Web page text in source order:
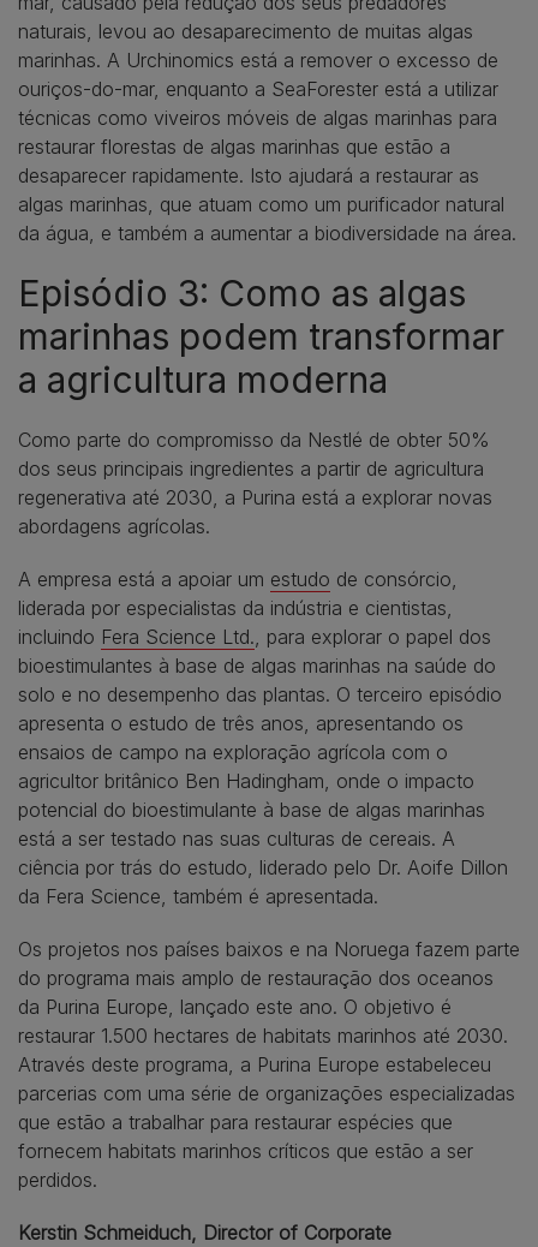
naturais, levou ao desaparecimento de muitas algas
marinhas. A Urchinomics está a remover o excesso de
ouriços-do-mar, enquanto a SeaForester está a utilizar
técnicas como viveiros móveis de algas marinhas para
restaurar florestas de algas marinhas que estão a
desaparecer rapidamente. Isto ajudará a restaurar as
algas marinhas, que atuam como um purificador natural
da água, e também a aumentar a biodiversidade na área.
Episódio 3: Como as algas
marinhas podem transformar
a agricultura moderna
Como parte do compromisso da Nestlé de obter 50%
dos seus principais ingredientes a partir de agricultura
regenerativa até 2030, a Purina está a explorar novas
abordagens agrícolas.
A empresa está a apoiar um estudo de consórcio,
liderada por especialistas da indústria e cientistas,
incluindo Fera Science Ltd. , para explorar o papel dos
bioestimulantes à base de algas marinhas na saúde do
solo e no desempenho das plantas. O terceiro episódio
apresenta o estudo de três anos, apresentando os
ensaios de campo na exploração agrícola com o
agricultor britânico Ben Hadingham, onde o impacto
potencial do bioestimulante à base de algas marinhas
está a ser testado nas suas culturas de cereais. A
ciência por trás do estudo, liderado pelo Dr. Aoife Dillon
da Fera Science, também é apresentada.
Os projetos nos países baixos e na Noruega fazem parte
do programa mais amplo de restauração dos oceanos
da Purina Europe, lançado este ano. O objetivo é
restaurar 1.500 hectares de habitats marinhos até 2030.
Através deste programa, a Purina Europe estabeleceu
parcerias com uma série de organizações especializadas
que estão a trabalhar para restaurar espécies que
fornecem habitats marinhos críticos que estão a ser
perdidos.
Kerstin Schmeiduch, Director of Corporate